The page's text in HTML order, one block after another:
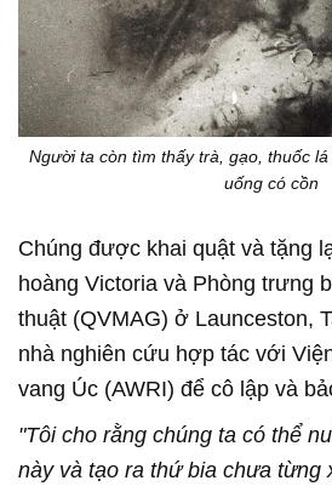
Người ta còn tìm thấy trà, gạo, thuốc
uống có cồn
Chúng được khai quật và tặng
hoàng Victoria và Phòng trưng
thuật (QVMAG) ở Launceston,
nhà nghiên cứu hợp tác với
vang Úc (AWRI) để cô lập và
"Tôi cho rằng chúng ta có thể
này và tạo ra thứ bia chưa từng